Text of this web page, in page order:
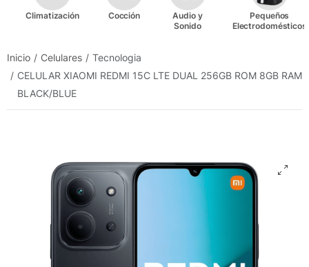
Climatización Cocción
Audio y
Sonido
Pequeños
Electrodomésticos
Inicio Celulares
Tecnologia
CELULAR XIAOMI REDMI 15C LTE DUAL 256GB ROM 8GB RAM
BLACK/BLUE